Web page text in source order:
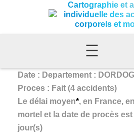
Cartographie et
individuelle des
corporels et
☰
Date : Departement :
Proces : Fait (4 accidents)
Le délai moyen*, en France,
mortel et la date de procès
jour(s)